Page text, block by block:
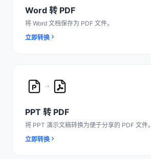
Word 转 PDF
将 Word 文档保存为 PDF 文件。
立即转换
PPT 转 PDF
将 PPT 演示文稿转换为便于分享的 PDF 文件。
立即转换